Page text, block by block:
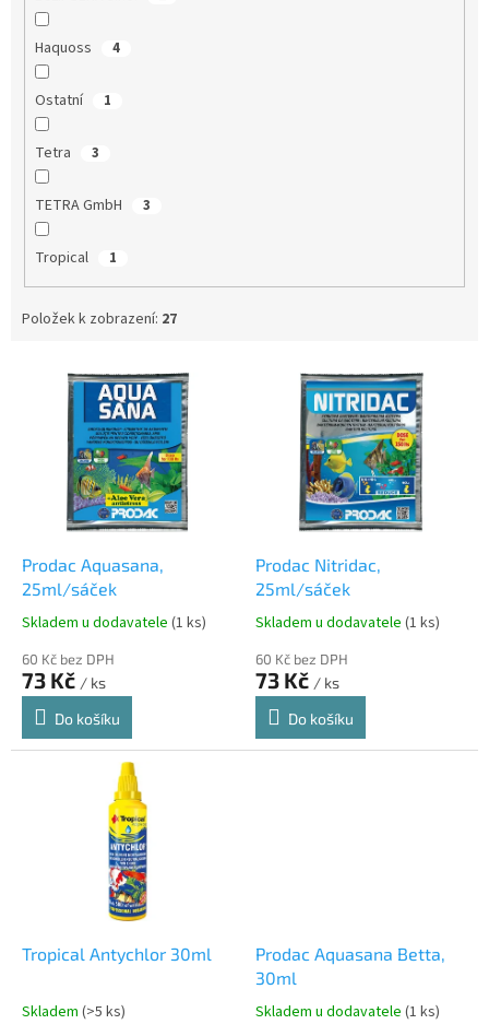
Haquoss 4
Ostatní 1
Tetra 3
TETRA GmbH 3
Tropical 1
Položek k zobrazení: 27
Prodac Aquasana,
25ml/sáček
Skladem u dodavatele (1 ks)
60 Kč bez DPH
73 Kč / ks
Do košíku
Prodac Nitridac,
25ml/sáček
Skladem u dodavatele (1 ks)
60 Kč bez DPH
73 Kč / ks
Do košíku
Tropical Antychlor 30ml
Skladem (>5 ks)
Prodac Aquasana Betta,
30ml
Skladem u dodavatele (1 ks)